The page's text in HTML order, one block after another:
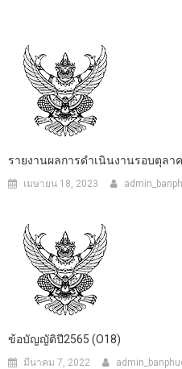
รายงานผลการดำเนินงานรอบตุลา
เมษายน 18, 2023
ข้อบัญญัติปี2565 (O18)
มีนาคม 7, 2022